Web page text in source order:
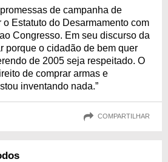
de campanha de
o Estatuto do Desarmamento com
Congresso. Em seu discurso da
porque o cidadão de bem quer
de 2005 seja respeitado. O
de comprar armas e
inventando nada.”
COMPARTILHAR